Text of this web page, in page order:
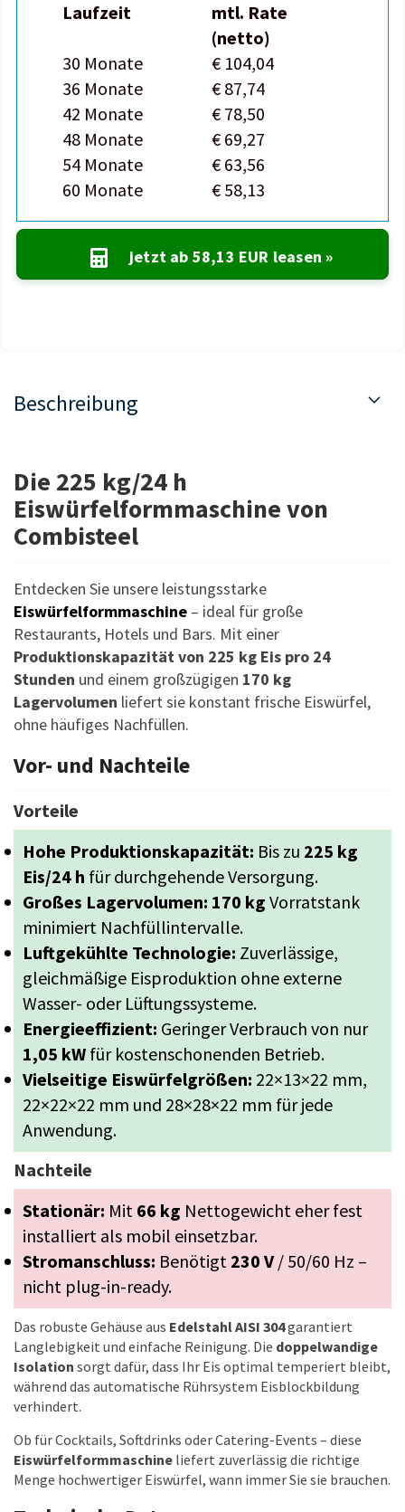
Laufzeit
mtl. Rate
(netto)
30 Monate
€ 104,04
36 Monate
€ 87,74
42 Monate
€ 78,50
48 Monate
€ 69,27
54 Monate
€ 63,56
60 Monate
€ 58,13
jetzt ab 58,13 EUR leasen »
Beschreibung
Die 225 kg/24 h
Eiswürfelformmaschine von
Combisteel
Entdecken Sie unsere leistungsstarke
Eiswürfelformmaschine – ideal für große
Restaurants, Hotels und Bars. Mit einer
Produktionskapazität von 225 kg Eis pro 24
Stunden und einem großzügigen 170 kg
Lagervolumen liefert sie konstant frische Eiswürfel,
ohne häufiges Nachfüllen.
Vor- und Nachteile
Vorteile
Hohe Produktionskapazität: Bis zu 225 kg
Eis/24 h für durchgehende Versorgung.
Großes Lagervolumen: 170 kg Vorratstank
minimiert Nachfüllintervalle.
Luftgekühlte Technologie: Zuverlässige,
gleichmäßige Eisproduktion ohne externe
Wasser- oder Lüftungssysteme.
Energieeffizient: Geringer Verbrauch von nur
1,05 kW für kostenschonenden Betrieb.
Vielseitige Eiswürfelgrößen: 22×13×22 mm,
22×22×22 mm und 28×28×22 mm für jede
Anwendung.
Nachteile
Stationär: Mit 66 kg Nettogewicht eher fest
installiert als mobil einsetzbar.
Stromanschluss: Benötigt 230 V/ 50/60 Hz –
nicht plug-in-ready.
Das robuste Gehäuse aus Edelstahl AISI 304garantiert
Langlebigkeit und einfache Reinigung. Die doppelwandige
Isolation sorgt dafür, dass Ihr Eis optimal temperiert bleibt,
während das automatische Rührsystem Eisblockbildung
verhindert.
Ob für Cocktails, Softdrinks oder Catering-Events – diese
Eiswürfelformmaschine liefert zuverlässig die richtige
Menge hochwertiger Eiswürfel, wann immer Sie sie brauchen.